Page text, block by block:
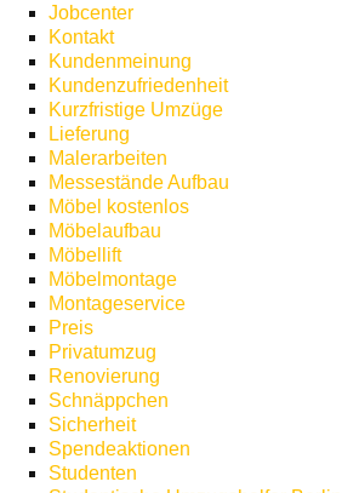
Jobcenter
Kontakt
Kundenmeinung
Kundenzufriedenheit
Kurzfristige Umzüge
Lieferung
Malerarbeiten
Messestände Aufbau
Möbel kostenlos
Möbelaufbau
Möbellift
Möbelmontage
Montageservice
Preis
Privatumzug
Renovierung
Schnäppchen
Sicherheit
Spendeaktionen
Studenten